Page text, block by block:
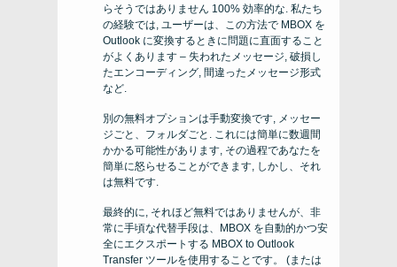
らそうではありません 100% 効率的な. 私たち
の経験では, ユーザーは、この方法で MBOX を
Outlook に変換するときに問題に直面すること
がよくあります – 失われたメッセージ, 破損し
たエンコーディング, 間違ったメッセージ形式
など.
別の無料オプションは手動変換です, メッセー
ジごと、フォルダごと. これには簡単に数週間
かかる可能性があります, その過程であなたを
簡単に怒らせることができます, しかし、それ
は無料です.
最終的に, それほど無料ではありませんが、非
常に手頃な代替手段は、MBOX を自動的かつ安
全にエクスポートする MBOX to Outlook
Transfer ツールを使用することです。 (または